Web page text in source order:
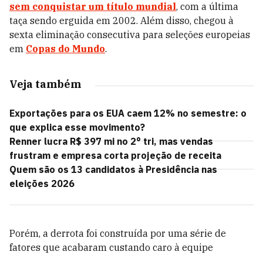
sem conquistar um título mundial, com a última
taça sendo erguida em 2002. Além disso, chegou à
sexta eliminação consecutiva para seleções europeias
em Copas do Mundo.
Veja também
Exportações para os EUA caem 12% no semestre: o
que explica esse movimento?
Renner lucra R$ 397 mi no 2° tri, mas vendas
frustram e empresa corta projeção de receita
Quem são os 13 candidatos à Presidência nas
eleições 2026
Porém, a derrota foi construída por uma série de
fatores que acabaram custando caro à equipe